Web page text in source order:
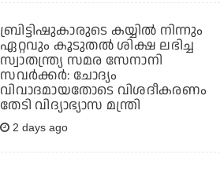
ബ്രിട്ടിഷുകാരുടെ കയ്യില്‍ നിന്നും
ഏറ്റവും കൂടുതല്‍ ശിക്ഷ ലഭിച്ച
സ്വാതന്ത്ര്യ സമര സേനാനി
സവര്‍ക്കര്‍: ചോദ്യം
വിവാദമായതോടെ വിശദീകരണം
തേടി വിദ്യാഭ്യാസ മന്ത്രി
2 days ago